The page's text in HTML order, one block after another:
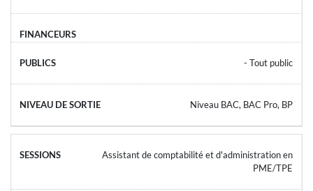
- Tout public
Niveau BAC, BAC Pro, BP
Assistant de comptabilité et d'administration en
PME/TPE